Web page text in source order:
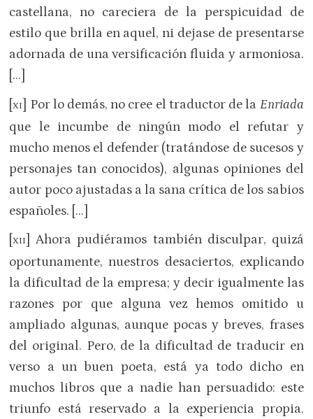
castellana, no careciera de la perspicuidad de
estilo que brilla en aquel, ni dejase de presentarse
adornada de una versificación fluida y armoniosa.
[…]
[XI ] Por lo demás, no cree el traductor de la Enriada
que le incumbe de ningún modo el refutar y
mucho menos el defender (tratándose de sucesos y
personajes tan conocidos), algunas opiniones del
autor poco ajustadas a la sana crítica de los sabios
españoles. […]
[XII
] Ahora pudiéramos también disculpar, quizá
oportunamente, nuestros desaciertos, explicando
la dificultad de la empresa; y decir igualmente las
razones por que alguna vez hemos omitido u
ampliado algunas, aunque pocas y breves, frases
del original. Pero, de la dificultad de traducir en
verso a un buen poeta, está ya todo dicho en
muchos libros que a nadie han persuadido: este
triunfo está reservado a la experiencia propia.